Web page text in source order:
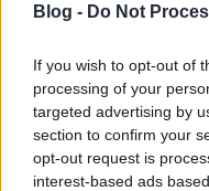
Blog - Do Not
If you wish to opt-out of
processing of your
targeted advertising by
section to confirm your
opt-out request is
interest-based ads